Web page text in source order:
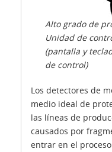
Alto grado de
Unidad de
(pantalla y
de control)
Los detectores de
medio ideal de
las líneas de
causados por
entrar en el